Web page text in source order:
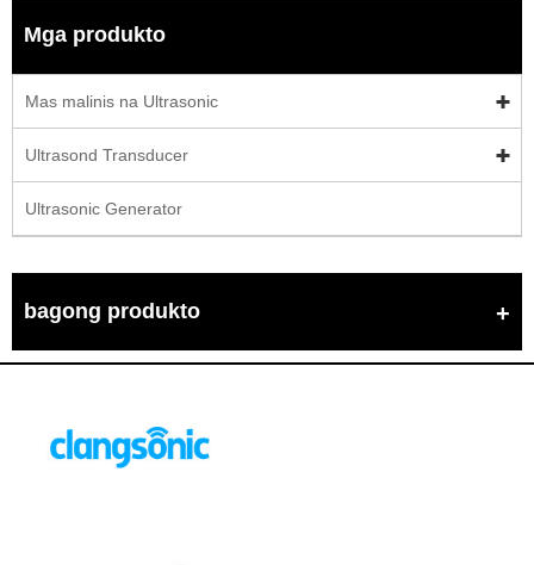
Mga produkto
Mas malinis na Ultrasonic
Ultrasond Transducer
Ultrasonic Generator
bagong produkto